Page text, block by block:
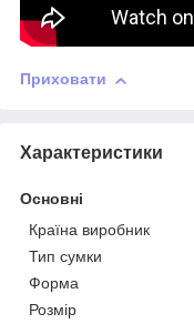
Приховати
Характеристики
Основні
Країна виробник
Тип сумки
Форма
Розмір